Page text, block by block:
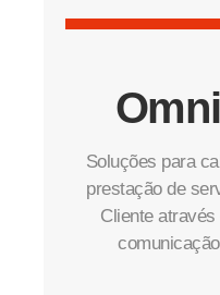
Soluções para
prestação de
Cliente